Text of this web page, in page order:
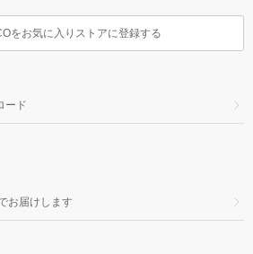
をお気に入りストアに登録する
ード
お届けします